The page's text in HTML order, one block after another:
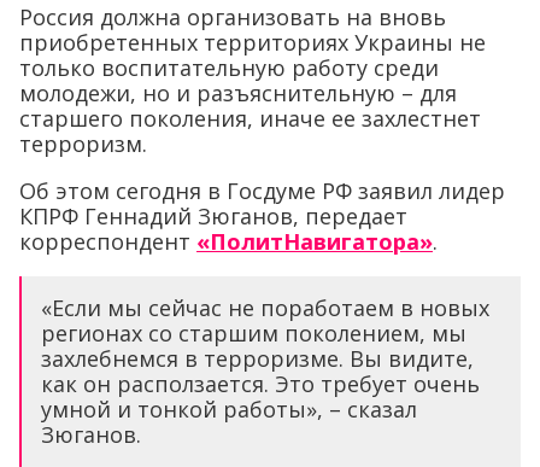
Россия должна организовать на вновь
приобретенных территориях Украины не
только воспитательную работу среди
молодежи, но и разъяснительную – для
старшего поколения, иначе ее захлестнет
терроризм.
Об этом сегодня в Госдуме РФ заявил лидер
КПРФ Геннадий Зюганов, передает
корреспондент «ПолитНавигатора».
«Если мы сейчас не поработаем в новых
регионах со старшим поколением, мы
захлебнемся в терроризме. Вы видите,
как он расползается. Это требует очень
умной и тонкой работы», – сказал
Зюганов.